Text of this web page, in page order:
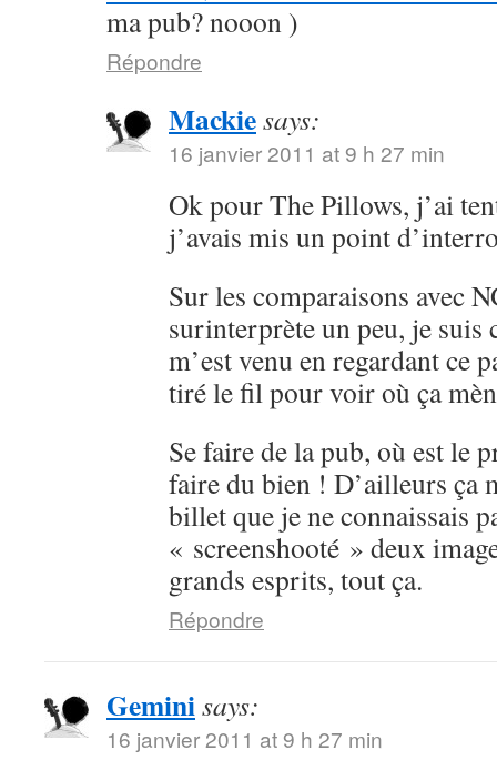
ma pub? nooon )
Répondre
Mackiesays:
16 janvier 2011 at 9 h 27 min
Ok pour The Pillows, j’ai
j’avais mis un point
Sur les comparaisons avec
surinterprète un peu, je suis
m’est venu en regardant ce
tiré le fil pour voir où ça
Se faire de la pub, où est le
faire du bien ! D’ailleurs ça
billet que je ne connaissais
« screenshooté » deux
grands esprits, tout ça.
Répondre
Geminisays:
16 janvier 2011 at 9 h 27 min